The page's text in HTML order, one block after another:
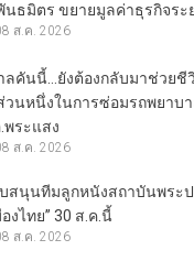
นธมิตร ขยายมูลค่าธุรกิจระ
ส.ค. 2026
ลคันนี้…ยังต้องกลับมาช่วยชี
วนหนึ่งในการซ่อมรถพยาบ
พระแสง
ส.ค. 2026
บสนุนทีมลูกหนังสถาบันพระป
องไทย” 30 ส.ค.นี้
ส.ค. 2026